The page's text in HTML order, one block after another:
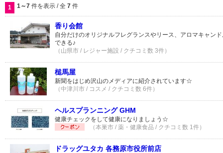
1 1～7 件を表示 / 全 7 件
香り会館
自分だけのオリジナルフレグランスやリース、アロマキャン
できる♪
（山県市 / レジャー施設 / クチコミ数 3件）
槌馬屋
新聞をはじめ沢山のメディアに紹介されています☆
（中津川市 / コスメ / クチコミ数 6件）
ヘルスプランニング GHM
健康チェックをして健康になりましょう☆
（本巣市 / 薬・健康食品 / クチコミ数 1件）
ドラッグユタカ 各務原市役所前店